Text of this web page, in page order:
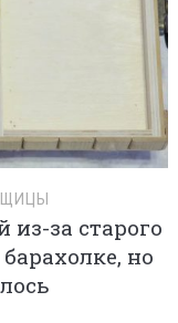
за старого
но